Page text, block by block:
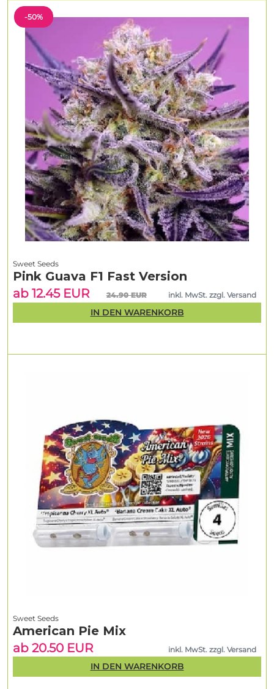
Sweet Seeds
American Pie Mix
ab 20.50 EUR
inkl. MwSt. zzgl. Versand
IN DEN WARENKORB
-50%
Sweet Seeds
Pink Guava F1 Fast Version
ab 12.45 EUR
24.90 EUR inkl. MwSt. zzgl. Versand
IN DEN WARENKORB